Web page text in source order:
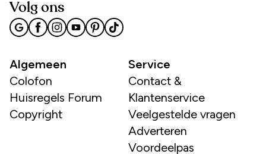
Volg ons
Algemeen
Colofon
Huisregels Forum
Copyright
Service
Contact &
Klantenservice
Veelgestelde vragen
Adverteren
Voordeelpas